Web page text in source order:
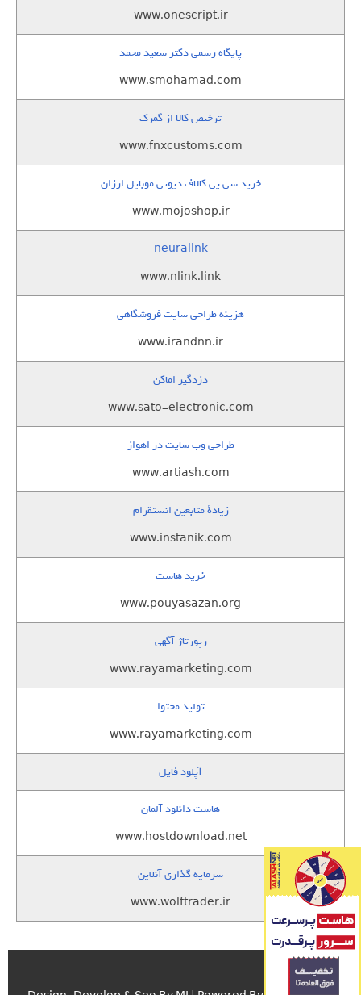
www.onescript.ir
پایگاه رسمی دکتر سعید محمد
www.smohamad.com
ترخیص کالا از گمرک
www.fnxcustoms.com
خرید سی پی کالاف دیوتی موبایل ارزان
www.mojoshop.ir
neuralink
www.nlink.link
هزینه طراحی سایت فروشگاهی
www.irandnn.ir
دزدگیر اماکن
www.sato-electronic.com
طراحی وب سایت در اهواز
www.artiash.com
زيادة متابعين انستقرام
www.instanik.com
خرید هاست
www.pouyasazan.org
رپورتاژ آگهی
www.rayamarketing.com
تولید محتوا
www.rayamarketing.com
آپلود فایل
هاست دانلود آلمان
www.hostdownload.net
سرمایه گذاری آنلاین
www.wolftrader.ir